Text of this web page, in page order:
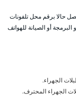
حالا برقم محل تلفونات
أو الصيانة للهواتف
الجهراء.
الجهراء المحترف.